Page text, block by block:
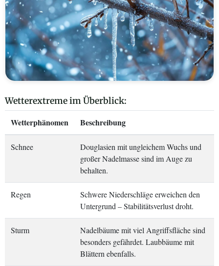
Wetterextreme im Überblick:
Wetterphänomen Beschreibung
Schnee
Douglasien mit ungleichem Wuchs und
großer Nadelmasse sind im Auge zu
behalten.
Regen
Schwere Niederschläge erweichen den
Untergrund – Stabilitätsverlust droht.
Sturm
Nadelbäume mit viel Angriffsfläche sind
besonders gefährdet. Laubbäume mit
Blättern ebenfalls.